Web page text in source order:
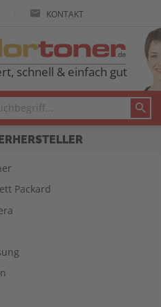
KONTAKT
schnell & einfach gut
Packard